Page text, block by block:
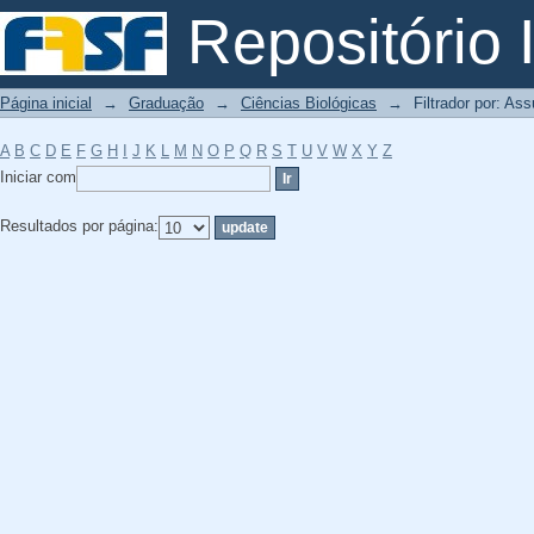
Repositório
Filtrador por: Assunto
Página inicial → Graduação → Ciências Biológicas → Filtrador por:
A B C D E F G H J K L M N O P Q R S T U V W X Y Z
Iniciar com
Resultados por página: